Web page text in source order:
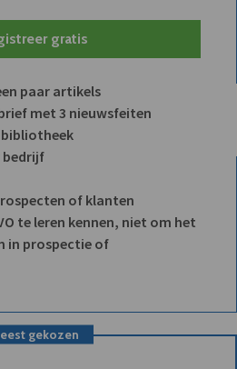
gratis
paar artikels
met 3 nieuwsfeiten
bibliotheek
bedrijf
of klanten
te leren kennen, niet om het
in prospectie of
gekozen